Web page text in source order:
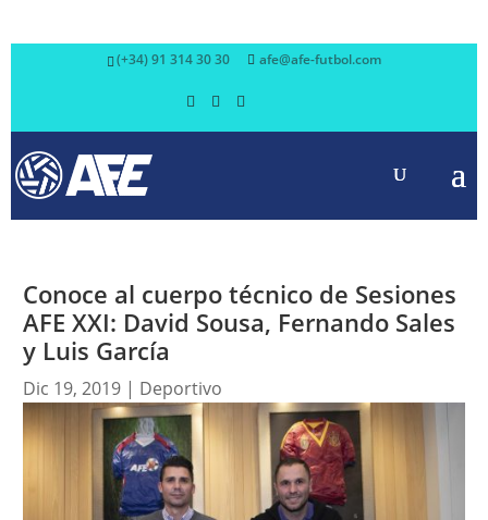
(+34) 91 314 30 30 afe@afe-futbol.com
Conoce al cuerpo técnico de Sesiones
AFE XXI: David Sousa, Fernando Sales
y Luis García
Dic 19, 2019| Deportivo